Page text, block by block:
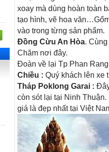
xoay mà dùng hoàn toàn
tạo hình, vẽ hoa
vào trong từng sản phẩm.
Đồng Cừu An Hòa.
Chăm nơi đây.
Đoàn về lại Tp Phan
Chiều : Quý khách lên xe
Tháp Poklong Garai :
còn sót lại tại Ninh
giá là đẹp nhất tại Việt